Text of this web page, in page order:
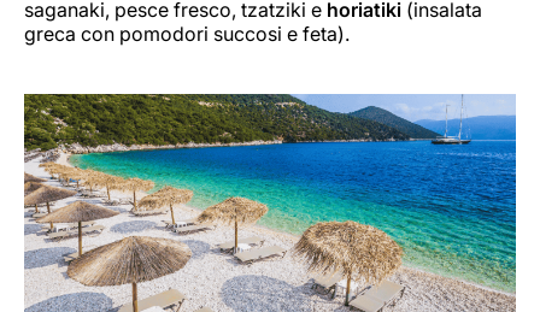
saganaki, pesce fresco, tzatziki e horiatiki (insalata
greca con pomodori succosi e feta).